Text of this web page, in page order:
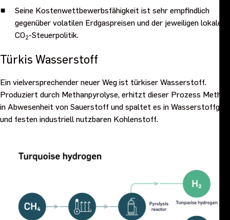
Seine Kostenwettbewerbsfähigkeit ist sehr empfindlich
gegenüber volatilen Erdgaspreisen und der jeweiligen lokalen
CO2-Steuerpolitik.
Türkis Wasserstoff
Ein vielversprechender neuer Weg ist türkiser Wasserstoff.
Produziert durch Methanpyrolyse, erhitzt dieser Prozess Methan
in Abwesenheit von Sauerstoff und spaltet es in Wasserstoffgas
und festen industriell nutzbaren Kohlenstoff.